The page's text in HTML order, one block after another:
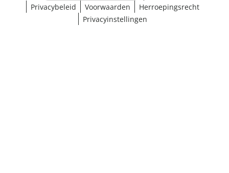
Privacybeleid
Voorwaarden
Herroepingsrecht
Privacyinstellingen